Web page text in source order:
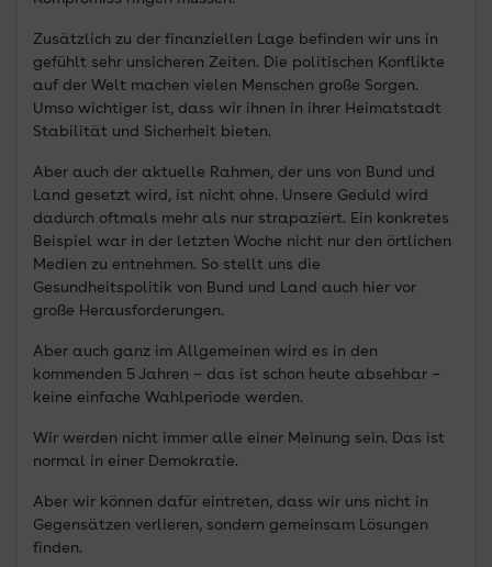
Zusätzlich zu der finanziellen Lage befinden wir uns in
gefühlt sehr unsicheren Zeiten. Die politischen Konflikte
auf der Welt machen vielen Menschen große Sorgen.
Umso wichtiger ist, dass wir ihnen in ihrer Heimatstadt
Stabilität und Sicherheit bieten.
Aber auch der aktuelle Rahmen, der uns von Bund und
Land gesetzt wird, ist nicht ohne. Unsere Geduld wird
dadurch oftmals mehr als nur strapaziert. Ein konkretes
Beispiel war in der letzten Woche nicht nur den örtlichen
Medien zu entnehmen. So stellt uns die
Gesundheitspolitik von Bund und Land auch hier vor
große Herausforderungen.
Aber auch ganz im Allgemeinen wird es in den
kommenden 5 Jahren – das ist schon heute absehbar –
keine einfache Wahlperiode werden.
Wir werden nicht immer alle einer Meinung sein. Das ist
normal in einer Demokratie.
Aber wir können dafür eintreten, dass wir uns nicht in
Gegensätzen verlieren, sondern gemeinsam Lösungen
finden.